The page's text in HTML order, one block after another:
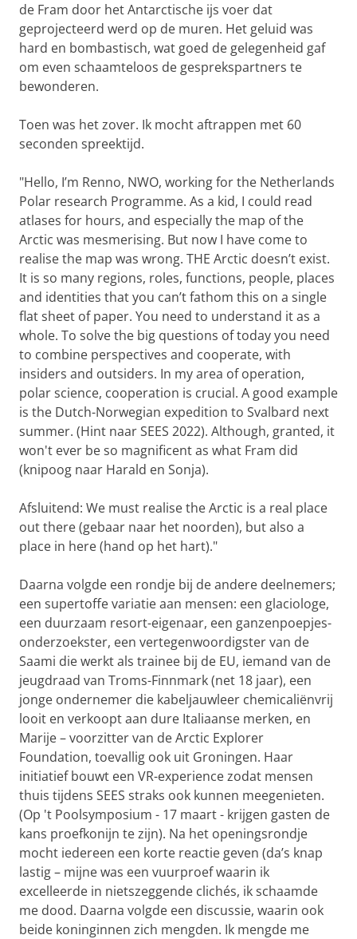
de Fram door het Antarctische ijs voer dat
geprojecteerd werd op de muren. Het geluid was
hard en bombastisch, wat goed de gelegenheid gaf
om even schaamteloos de gesprekspartners te
bewonderen.
Toen was het zover. Ik mocht aftrappen met 60
seconden spreektijd.
"Hello, I’m Renno, NWO, working for the Netherlands
Polar research Programme. As a kid, I could read
atlases for hours, and especially the map of the
Arctic was mesmerising. But now I have come to
realise the map was wrong. THE Arctic doesn’t exist.
It is so many regions, roles, functions, people, places
and identities that you can’t fathom this on a single
flat sheet of paper. You need to understand it as a
whole. To solve the big questions of today you need
to combine perspectives and cooperate, with
insiders and outsiders. In my area of operation,
polar science, cooperation is crucial. A good example
is the Dutch-Norwegian expedition to Svalbard next
summer. (Hint naar SEES 2022). Although, granted, it
won't ever be so magnificent as what Fram did
(knipoog naar Harald en Sonja).
Afsluitend: We must realise the Arctic is a real place
out there (gebaar naar het noorden), but also a
place in here (hand op het hart)."
Daarna volgde een rondje bij de andere deelnemers;
een supertoffe variatie aan mensen: een glaciologe,
een duurzaam resort-eigenaar, een ganzenpoepjes-
onderzoekster, een vertegenwoordigster van de
Saami die werkt als trainee bij de EU, iemand van de
jeugdraad van Troms-Finnmark (net 18 jaar), een
jonge ondernemer die kabeljauwleer chemicaliënvrij
looit en verkoopt aan dure Italiaanse merken, en
Marije – voorzitter van de Arctic Explorer
Foundation, toevallig ook uit Groningen. Haar
initiatief bouwt een VR-experience zodat mensen
thuis tijdens SEES straks ook kunnen meegenieten.
(Op 't Poolsymposium - 17 maart - krijgen gasten de
kans proefkonijn te zijn). Na het openingsrondje
mocht iedereen een korte reactie geven (da’s knap
lastig – mijne was een vuurproef waarin ik
excelleerde in nietszeggende clichés, ik schaamde
me dood. Daarna volgde een discussie, waarin ook
beide koninginnen zich mengden. Ik mengde me